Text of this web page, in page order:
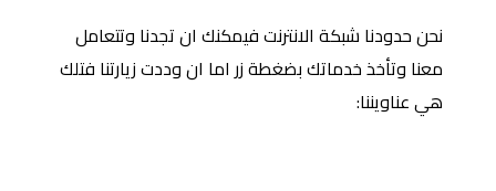
نحن حدودنا شبكة الانترنت فيمكنك ان تجدنا وتتعامل
معنا وتأخذ خدماتك بضغطة زر اما ان وددت زيارتنا فتلك
هي عناويننا: